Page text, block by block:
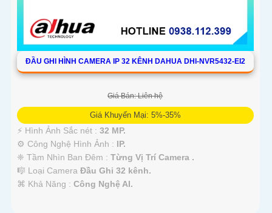
ĐẦU GHI HÌNH CAMERA IP 32 KÊNH DAHUA DHI-NVR5432-EI2
Giá Bán: Liên hệ
Giá Khuyến Mại: 5%-35%
️⚡ Hình Ảnh Sắc nét : 32 MP.
⚙ Công Nghệ Hình Ảnh : IP.
❈ Tầm Nhìn Ban Đêm : Từng Vị Trí Camera .
🎼️ Loại Camera Đầu Ghi 32 kênh.
️⌘ Khả Năng : Công Nghệ AI.